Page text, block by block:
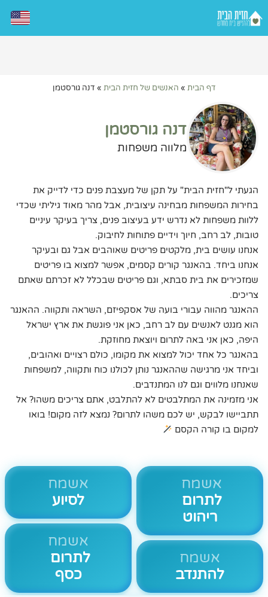
דף הבית » האנשים של חזית הבית » דנה גורסטמן
דנה גורסטמן
מלווה משפחות
הגעתי ל"חזית הבית" על תקן של מעצבת פנים כדי לדייק את
בחירות המשפחות מבחינה עיצובית, אבל מהר מאוד גיליתי שכדי
ללוות משפחות לא נדרש ידע בעיצוב פנים, צריך בעיקר עיניים
טובות, לב רחב, חיוך וידיים פתוחות לחיבוק.
אנחנו עושים בית, מלקטים פריטים שאוהבים אבל גם ובעיקר
אנחנו ביחד. בהאנגר קורים קסמים, אפשר למצוא בו פריטים
שמזכירים את בית סבתא, וגם פריטים שבכלל לא זכרתם שאתם
צריכים.
ההאנגר מהווה עבורי בועה של אסקפיזם, השראה ותקווה. ההאנגר
הוא מגנט לאנשים עם לב רחב, כאן אני פוגשת את ארץ ישראל
היפה, כאן אני באה לתרום ויוצאת מחוזקת.
בהאנגר כל אחד יכול למצוא את מקומו, כולם רצויים ואהובים,
וביחד אני מרגישה שההאנגר נותן לכולנו כוח ותקווה, למשפחות
שאנחנו מלווים וגם לנו המתנדבים.
אני מזמינה את המתלבטים לא להתלבט, אתם צריכים משהו? אל
תתביישו לבקש, יש לכם משהו לתרום? נמצא לזה מקום! בואו
למקום בו קורה הקסם
אשמח
לתרום
ריהוט
אשמח
להתנדב
אשמח
לסיוע
אשמח
לתרום
כסף